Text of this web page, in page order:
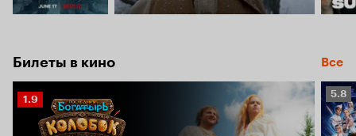
Билеты в кино Все
Рейтинг
Кинопоиска
1.9
5.8
5.8